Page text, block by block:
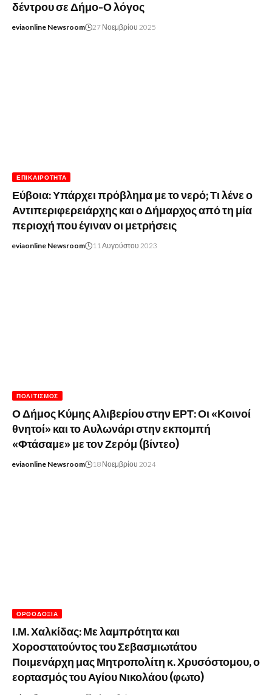
δέντρου σε Δήμο-Ο λόγος
eviaonline Newsroom 27 Νοεμβρίου 2025
ΕΠΙΚΑΙΡΌΤΗΤΑ
Εύβοια: Υπάρχει πρόβλημα με το νερό; Τι λένε ο
Αντιπεριφερειάρχης και ο Δήμαρχος από τη μία
περιοχή που έγιναν οι μετρήσεις
eviaonline Newsroom 11 Αυγούστου 2023
ΠΟΛΙΤΙΣΜΌΣ
Ο Δήμος Κύμης Αλιβερίου στην ΕΡΤ: Οι «Κοινοί
θνητοί» και το Αυλωνάρι στην εκπομπή
«Φτάσαμε» με τον Ζερόμ (βίντεο)
eviaonline Newsroom 18 Νοεμβρίου 2024
ΟΡΘΟΔΟΞΊΑ
Ι.Μ. Χαλκίδας: Με λαμπρότητα και
Χοροστατούντος του Σεβασμιωτάτου
Ποιμενάρχη μας Μητροπολίτη κ. Χρυσόστομου, ο
εορτασμός του Αγίου Νικολάου (φωτο)